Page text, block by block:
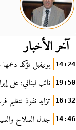
آخر الأخبار
14:24 يونيفيل تؤكد
19:50 نائب لبناني: على
16:32 تزايد نفوذ تنظيم
14:46 جدل السلاح